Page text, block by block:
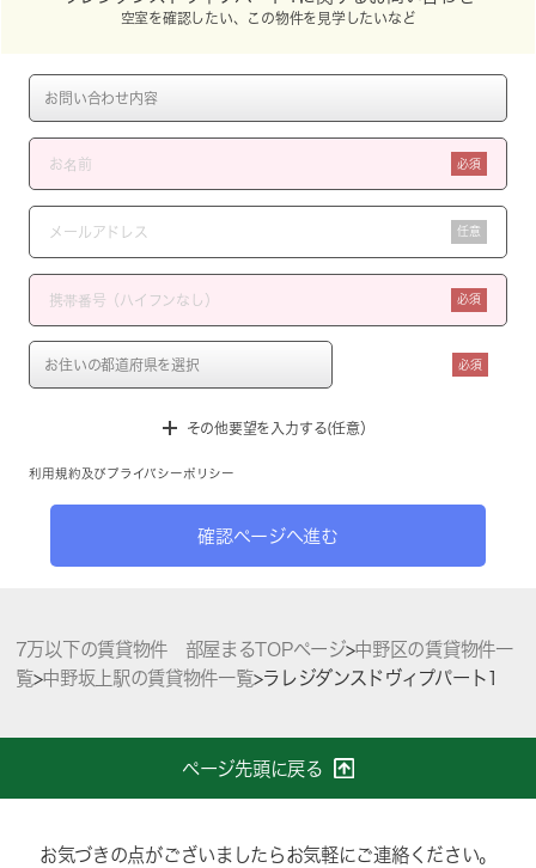
空室を確認したい、この物件を見学したいなど
必須
任意
必須
必須
その他要望を入力する(任意）
利用規約 及び プライバシーポリシー
確認ページへ進む
7万以下の賃貸物件 部屋まるTOPページ>中野区の賃貸物件一
覧>中野坂上駅の賃貸物件一覧>ラレジダンスドヴィプパート1
ページ先頭に戻る
お気づきの点がございましたらお気軽にご連絡ください。